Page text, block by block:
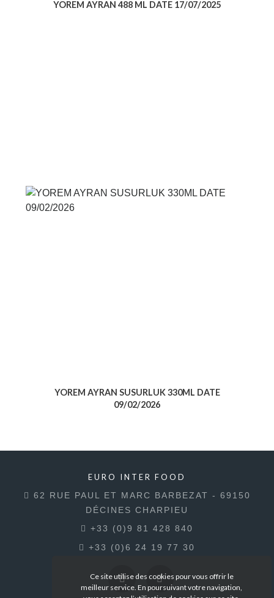
YOREM AYRAN 488 ML DATE 17/07/2025
YOREM AYRAN SUSURLUK 330ML DATE
09/02/2026
EURO INTER FOOD
62 RUE PAUL ET MARC BARBEZAT - 69150
DÉCINES CHARPIEU
+33 (0)9 81 428 840
+33 (0)6 24 19 77 30
Ce site utilise des cookies pour vous offrir le
meilleur service. En poursuivant votre navigation,